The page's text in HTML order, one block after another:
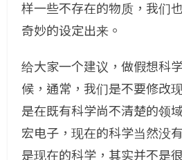
样一些不存在的物质，我们
奇妙的设定出来。
给大家一个建议，做假想科
候，通常，我们是不要修改
是在既有科学尚不清楚的领
宏电子，现在的科学当然没
是现在的科学，其实并不是